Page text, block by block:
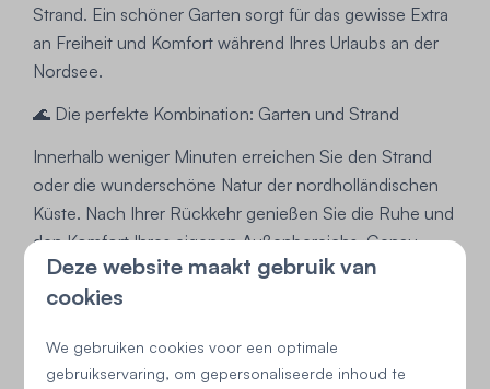
Strand. Ein schöner Garten sorgt für das gewisse Extra
an Freiheit und Komfort während Ihres Urlaubs an der
Nordsee.
🌊 Die perfekte Kombination: Garten und Strand
Innerhalb weniger Minuten erreichen Sie den Strand
oder die wunderschöne Natur der nordholländischen
Küste. Nach Ihrer Rückkehr genießen Sie die Ruhe und
den Komfort Ihres eigenen Außenbereichs. Genau
diese Kombination macht ein Ferienhaus mit Garten so
besonders: die Freiheit der Natur und gleichzeitig der
🌿 Ihr perfekter Urlaub mit Garten beginnt hier
Deze website maakt gebruik van
cookies
We gebruiken cookies voor een optimale
gebruikservaring, om gepersonaliseerde inhoud te